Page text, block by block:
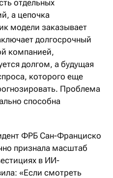
отдельных
а цепочка
модели заказывает
долгосрочный
компанией,
долгом, а будущая
которого еще
Проблема
способна
ФРБ Сан-Франциско
признала масштаб
в ИИ-
«Если смотреть